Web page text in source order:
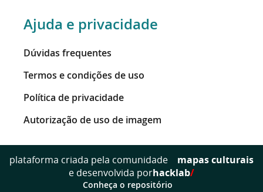
Ajuda e privacidade
Dúvidas frequentes
Termos e condições de uso
Política de privacidade
Autorização de uso de imagem
plataforma criada pela comunidade
mapas culturais
e desenvolvida porhacklab/
Conheça o repositório